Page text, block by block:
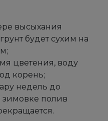
высыхания
будет сухим на
цветения, воду
корень;
недель до
зимовке полив